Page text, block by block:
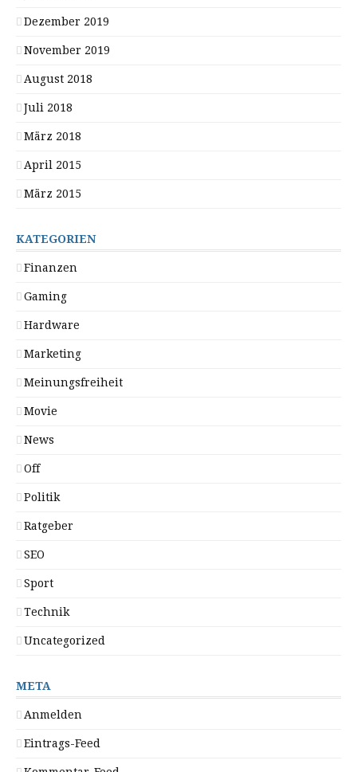
Dezember 2019
November 2019
August 2018
Juli 2018
März 2018
April 2015
März 2015
KATEGORIEN
Finanzen
Gaming
Hardware
Marketing
Meinungsfreiheit
Movie
News
Off
Politik
Ratgeber
SEO
Sport
Technik
Uncategorized
META
Anmelden
Eintrags-Feed